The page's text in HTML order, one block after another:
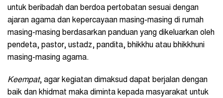
untuk beribadah dan berdoa pertobatan sesuai dengan
ajaran agama dan kepercayaan masing-masing di rumah
masing-masing berdasarkan panduan yang dikeluarkan oleh
pendeta, pastor, ustadz, pandita, bhikkhu atau bhikkhuni
masing-masing agama.
Keempat, agar kegiatan dimaksud dapat berjalan dengan
baik dan khidmat maka diminta kepada masyarakat untuk